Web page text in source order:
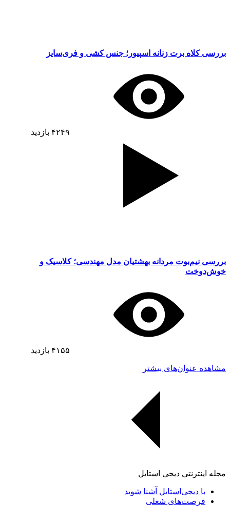
بررسی کلاه برت زنانه اسپیور؛ جنس کشی و فری‌سایز
۴۲۴۹ بازدید
بررسی نیم‌بوت مردانه بهشتیان مدل مهندسی؛ کلاسیک و
خوش‌دوخت
۴۱۵۵ بازدید
مشاهده عنوان‌های بیشتر
مجله اینترنتی دیجی استایل
با دیجی‌استایل آشنا شوید
فرصت‌های شغلی